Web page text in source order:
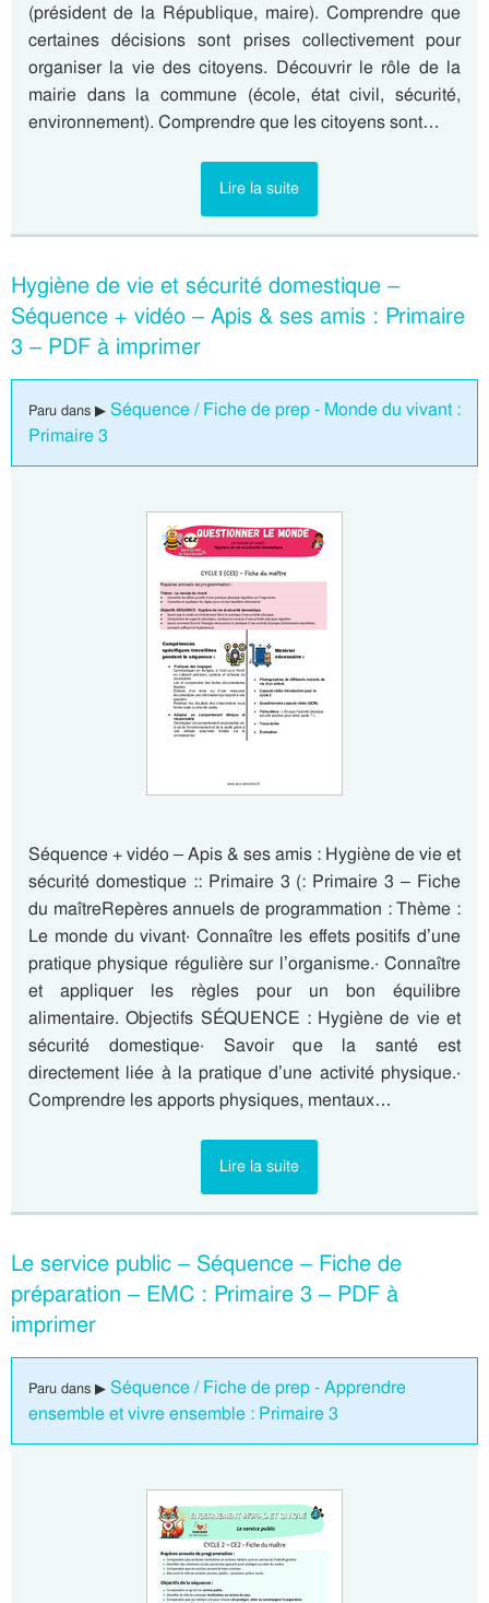
(président de la République, maire). Comprendre que
certaines décisions sont prises collectivement pour
organiser la vie des citoyens. Découvrir le rôle de la
mairie dans la commune (école, état civil, sécurité,
environnement). Comprendre que les citoyens sont…
Lire la suite
Hygiène de vie et sécurité domestique –
Séquence + vidéo – Apis & ses amis : Primaire
3 – PDF à imprimer
Paru dans ▶ Séquence / Fiche de prep - Monde du vivant :
Primaire 3
Séquence + vidéo – Apis & ses amis : Hygiène de vie et
sécurité domestique :: Primaire 3 (: Primaire 3 – Fiche
du maîtreRepères annuels de programmation : Thème :
Le monde du vivant· Connaître les effets positifs d’une
pratique physique régulière sur l’organisme.· Connaître
et appliquer les règles pour un bon équilibre
alimentaire. Objectifs SÉQUENCE : Hygiène de vie et
sécurité domestique· Savoir que la santé est
directement liée à la pratique d’une activité physique.·
Comprendre les apports physiques, mentaux…
Lire la suite
Le service public – Séquence – Fiche de
préparation – EMC : Primaire 3 – PDF à
imprimer
Paru dans ▶ Séquence / Fiche de prep - Apprendre
ensemble et vivre ensemble : Primaire 3